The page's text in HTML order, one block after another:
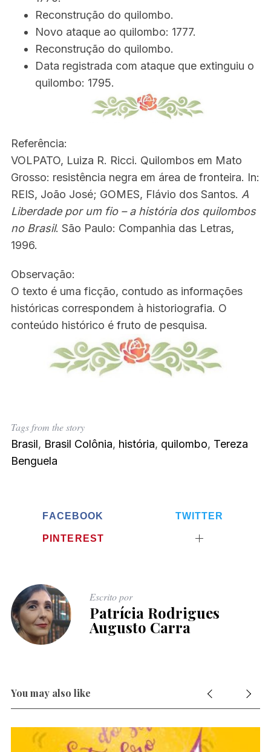
Reconstrução do quilombo.
Novo ataque ao quilombo: 1777.
Reconstrução do quilombo.
Data registrada com ataque que extinguiu o
quilombo: 1795.
Referência:
VOLPATO, Luiza R. Ricci. Quilombos em Mato
Grosso: resistência negra em área de fronteira. In:
REIS, João José; GOMES, Flávio dos Santos. A
Liberdade por um fio – a história dos quilombos
no Brasil. São Paulo: Companhia das Letras,
1996.
Observação:
O texto é uma ficção, contudo as informações
históricas correspondem à historiografia. O
conteúdo histórico é fruto de pesquisa.
Tags from the story
Brasil, Brasil Colônia, história, quilombo, Tereza
Benguela
FACEBOOK TWITTER
PINTEREST
Escrito por
Patrícia Rodrigues
Augusto Carra
You may also like